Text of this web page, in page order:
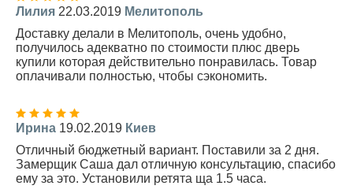
Лилия 22.03.2019 Мелитополь
Доставку делали в Мелитополь, очень удобно,
получилось адекватно по стоимости плюс дверь
купили которая действительно понравилась. Товар
оплачивали полностью, чтобы сэкономить.
Ирина 19.02.2019 Киев
Отличный бюджетный вариант. Поставили за 2 дня.
Замерщик Саша дал отличную консультацию, спасибо
ему за это. Установили ретята ща 1.5 часа.